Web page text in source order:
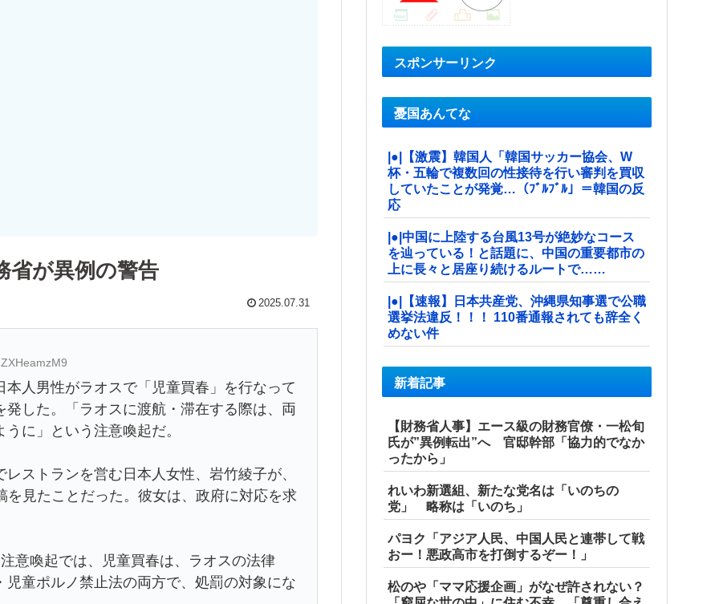
省が異例の警告
2025.07.31
人男性がラオスで「児童買春」を行なって
した。「ラオスに渡航・滞在する際は、両
に」という注意喚起だ。
ストランを営む日本人女性、岩竹綾子が、
見たことだった。彼女は、政府に対応を求
意喚起では、児童買春は、ラオスの法律
童ポルノ禁止法の両方で、処罰の対象にな
スポンサーリンク
憂国あんてな
|●|【激震】韓国人「韓国サッカー協会、W
杯・五輪で複数回の性接待を行い審判を買収
していたことが発覚…（ﾌﾞﾙﾌﾞﾙ」＝韓国の反
応
|●|中国に上陸する台風13号が絶妙なコース
を辿っている！と話題に、中国の重要都市の
上に長々と居座り続けるルートで……
|●|【速報】日本共産党、沖縄県知事選で公職
選挙法違反！！！ 110番通報されても辞全く
めない件
新着記事
【財務省人事】エース級の財務官僚・一松旬
氏が”異例転出”へ 官邸幹部「協力的でなか
ったから」
れいわ新選組、新たな党名は「いのちの
党」 略称は「いのち」
パヨク「アジア人民、中国人民と連帯して戦
おー！悪政高市を打倒するぞー！」
松のや「ママ応援企画」がなぜ許されない？